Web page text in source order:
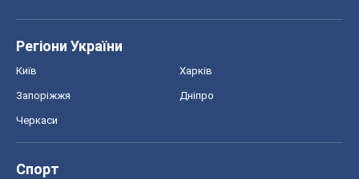
Регіони України
Київ Харків
Запоріжжя Дніпро
Черкаси
Спорт